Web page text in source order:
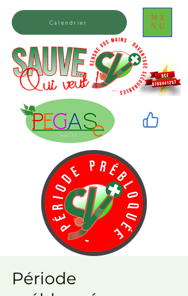
ME
NU
Calendrier
Période